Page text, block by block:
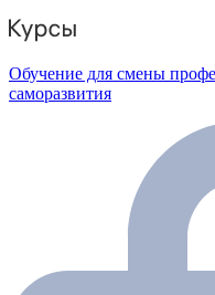
Обучение для смены
саморазвития